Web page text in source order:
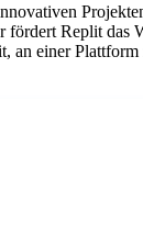
Replit das
an einer